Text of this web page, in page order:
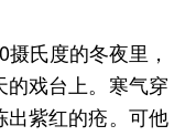
氏度的冬夜里，
戏台上。寒气穿
紫红的疮。可他